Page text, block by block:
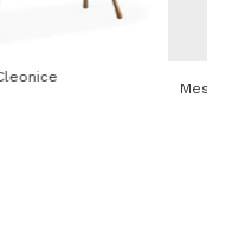
Mesa